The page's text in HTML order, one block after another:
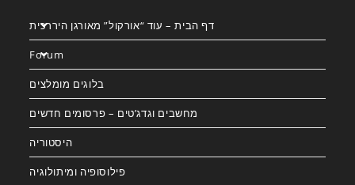
דף הבית – עוד “אורקול” מאורגן היררכית
Forum
בלוגים מומלצים
מחשבים וגדג’טים – פרסומים חדשים
היסטוריה
פילוסופיה ומיתולוגיה